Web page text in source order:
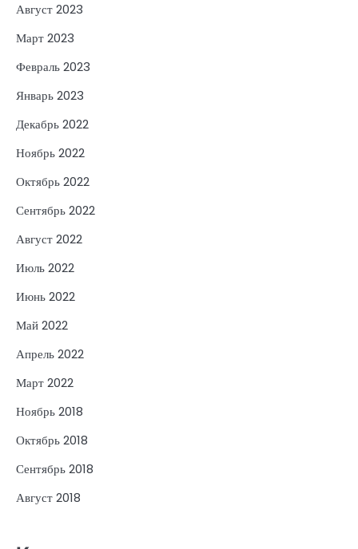
Август 2023
Март 2023
Февраль 2023
Январь 2023
Декабрь 2022
Ноябрь 2022
Октябрь 2022
Сентябрь 2022
Август 2022
Июль 2022
Июнь 2022
Май 2022
Апрель 2022
Март 2022
Ноябрь 2018
Октябрь 2018
Сентябрь 2018
Август 2018